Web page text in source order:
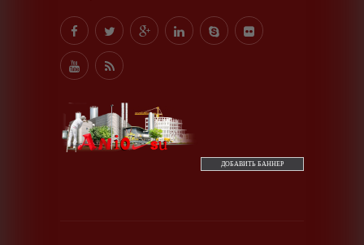
ДОБАВИТЬ БАННЕР